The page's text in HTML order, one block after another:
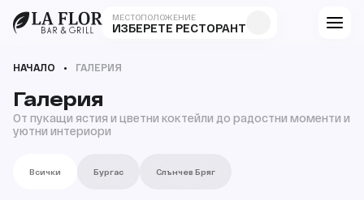
МЕСТОПОЛОЖЕНИЕ
ИЗБЕРЕТЕ РЕСТОРАНТ
НАЧАЛО ГАЛЕРИЯ
Галерия
От пукащи ястия и цветни коктейли до радостни моменти и
уютни интериори
Всички Бургас Слънчев Бряг